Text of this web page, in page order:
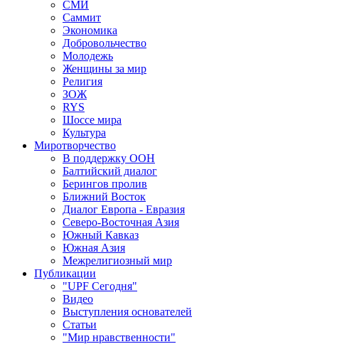
СМИ
Саммит
Экономика
Добровольчество
Молодежь
Женщины за мир
Религия
ЗОЖ
RYS
Шоссе мира
Культура
Миротворчество
В поддержку ООН
Балтийский диалог
Берингов пролив
Ближний Восток
Диалог Европа - Евразия
Северо-Восточная Азия
Южный Кавказ
Южная Азия
Межрелигиозный мир
Публикации
"UPF Сегодня"
Видео
Выступления основателей
Статьи
"Мир нравственности"